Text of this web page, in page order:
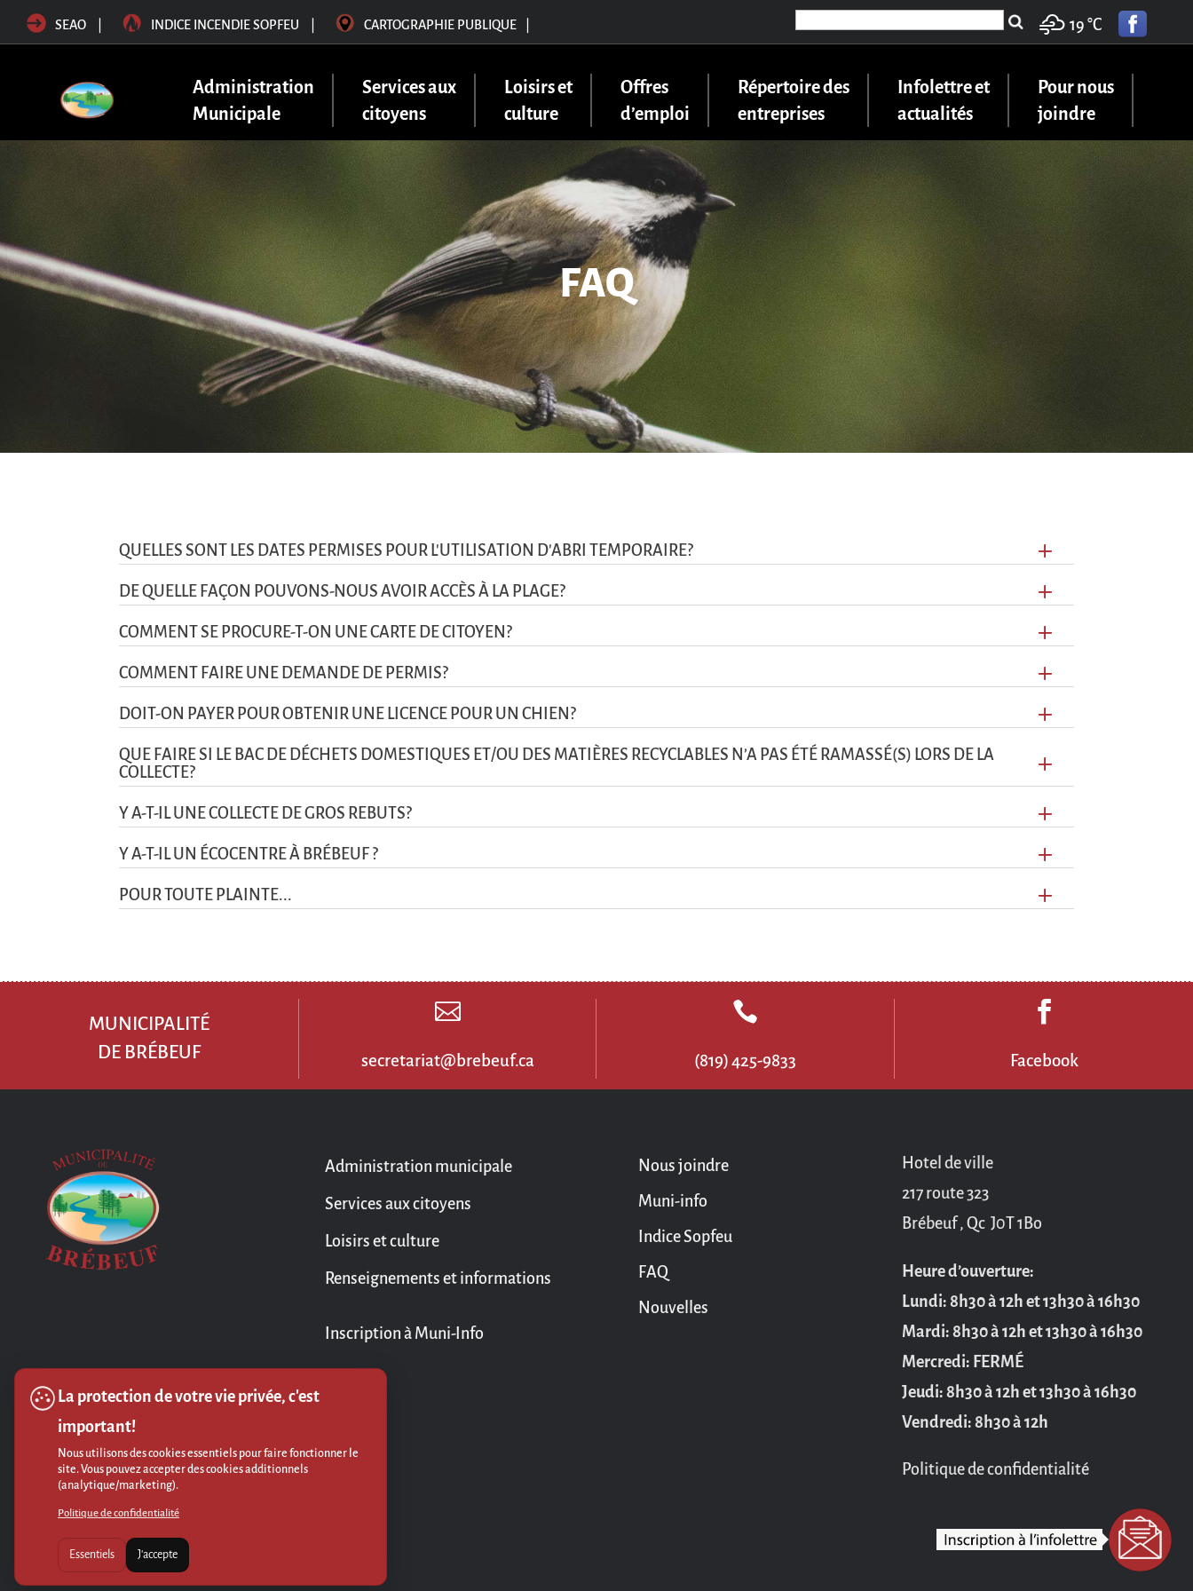
SEAO INDICE INCENDIE SOPFEU CARTOGRAPHIE PUBLIQUE 19 °C
Administration
Municipale
Services aux
citoyens
Loisirs et
culture
Offres
d’emploi
Répertoire des
entreprises
Infolettre et
actualités
Pour nous
joindre
FAQ
QUELLES SONT LES DATES PERMISES POUR L'UTILISATION D'ABRI TEMPORAIRE?
DE QUELLE FAÇON POUVONS-NOUS AVOIR ACCÈS À LA PLAGE?
COMMENT SE PROCURE-T-ON UNE CARTE DE CITOYEN?
COMMENT FAIRE UNE DEMANDE DE PERMIS?
DOIT-ON PAYER POUR OBTENIR UNE LICENCE POUR UN CHIEN?
QUE FAIRE SI LE BAC DE DÉCHETS DOMESTIQUES ET/OU DES MATIÈRES RECYCLABLES N’A PAS ÉTÉ RAMASSÉ(S) LORS DE LA
COLLECTE?
Y A-T-IL UNE COLLECTE DE GROS REBUTS?
Y A-T-IL UN ÉCOCENTRE À BRÉBEUF ?
POUR TOUTE PLAINTE...
MUNICIPALITÉ
DE BRÉBEUF

secretariat@brebeuf.ca

(819) 425-9833

Facebook
Administration municipale
Services aux citoyens
Loisirs et culture
Renseignements et informations
Inscription à Muni-Info
Nous joindre
Muni-info
Indice Sopfeu
FAQ
Nouvelles
Hotel de ville
217 route 323
Brébeuf , Qc J0T 1Bo
Heure d’ouverture:
Lundi: 8h30 à 12h et 13h30 à 16h30
Mardi: 8h30 à 12h et 13h30 à 16h30
Mercredi: FERMÉ
Jeudi: 8h30 à 12h et 13h30 à 16h30
Vendredi: 8h30 à 12h
Politique de confidentialité
La protection de votre vie privée, c'est
important!
Nous utilisons des cookies essentiels pour faire fonctionner le
site. Vous pouvez accepter des cookies additionnels
(analytique/marketing).
Politique de confidentialité
Essentiels J'accepte